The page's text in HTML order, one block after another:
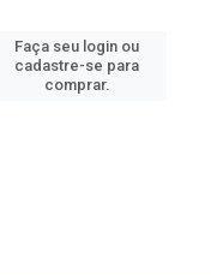
Faça seu login ou
cadastre-se para
comprar.